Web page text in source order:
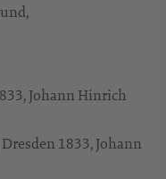
Johann Hinrich
1833, Johann